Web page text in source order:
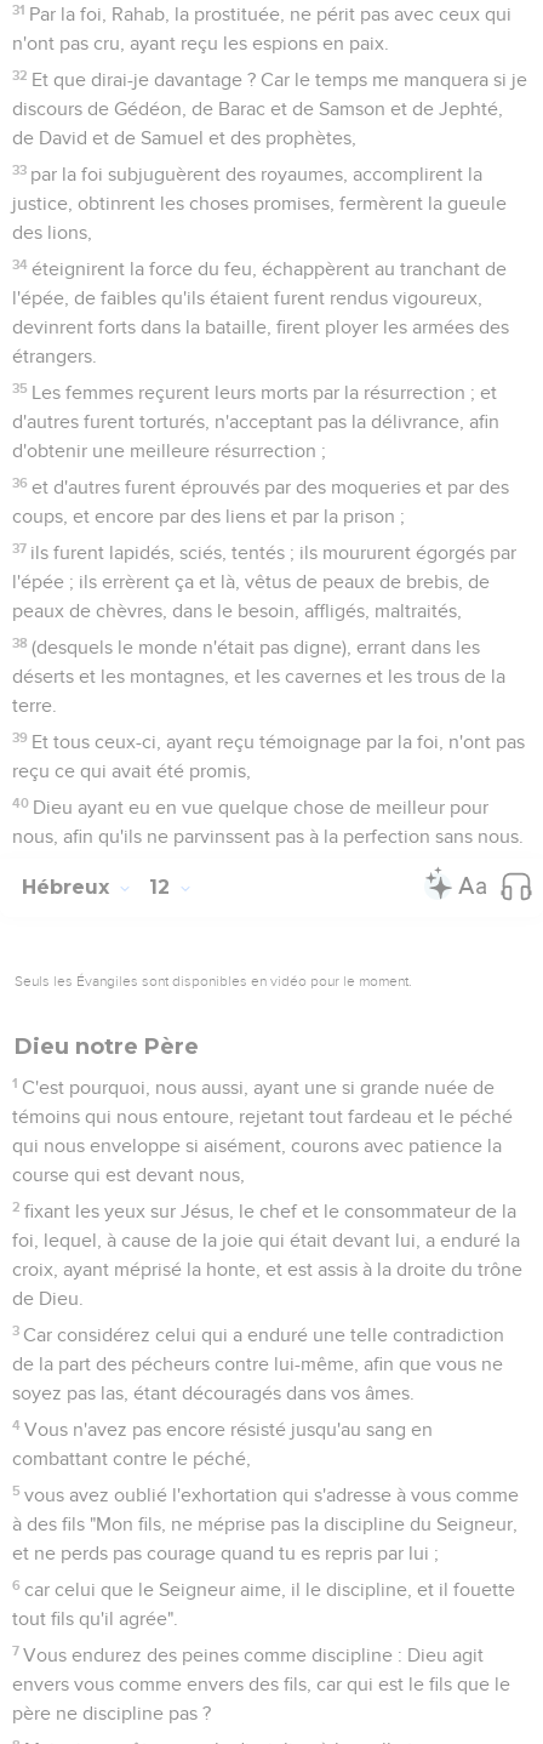
31 Par la foi, Rahab, la prostituée, ne périt pas avec ceux qui
n'ont pas cru, ayant reçu les espions en paix.
32 Et que dirai-je davantage ? Car le temps me manquera si je
discours de Gédéon, de Barac et de Samson et de Jephté,
de David et de Samuel et des prophètes,
33 par la foi subjuguèrent des royaumes, accomplirent la
justice, obtinrent les choses promises, fermèrent la gueule
des lions,
34 éteignirent la force du feu, échappèrent au tranchant de
l'épée, de faibles qu'ils étaient furent rendus vigoureux,
devinrent forts dans la bataille, firent ployer les armées des
étrangers.
35 Les femmes reçurent leurs morts par la résurrection ; et
d'autres furent torturés, n'acceptant pas la délivrance, afin
d'obtenir une meilleure résurrection ;
36 et d'autres furent éprouvés par des moqueries et par des
coups, et encore par des liens et par la prison ;
37 ils furent lapidés, sciés, tentés ; ils moururent égorgés par
l'épée ; ils errèrent ça et là, vêtus de peaux de brebis, de
peaux de chèvres, dans le besoin, affligés, maltraités,
38 (desquels le monde n'était pas digne), errant dans les
déserts et les montagnes, et les cavernes et les trous de la
terre.
39 Et tous ceux-ci, ayant reçu témoignage par la foi, n'ont pas
reçu ce qui avait été promis,
40 Dieu ayant eu en vue quelque chose de meilleur pour
nous, afin qu'ils ne parvinssent pas à la perfection sans nous.
Hébreux 12
Seuls les Évangiles sont disponibles en vidéo pour le moment.
Dieu notre Père
1 C'est pourquoi, nous aussi, ayant une si grande nuée de
témoins qui nous entoure, rejetant tout fardeau et le péché
qui nous enveloppe si aisément, courons avec patience la
course qui est devant nous,
2 fixant les yeux sur Jésus, le chef et le consommateur de la
foi, lequel, à cause de la joie qui était devant lui, a enduré la
croix, ayant méprisé la honte, et est assis à la droite du trône
de Dieu.
3 Car considérez celui qui a enduré une telle contradiction
de la part des pécheurs contre lui-même, afin que vous ne
soyez pas las, étant découragés dans vos âmes.
4 Vous n'avez pas encore résisté jusqu'au sang en
combattant contre le péché,
5 vous avez oublié l'exhortation qui s'adresse à vous comme
à des fils "Mon fils, ne méprise pas la discipline du Seigneur,
et ne perds pas courage quand tu es repris par lui ;
6 car celui que le Seigneur aime, il le discipline, et il fouette
tout fils qu'il agrée".
7 Vous endurez des peines comme discipline : Dieu agit
envers vous comme envers des fils, car qui est le fils que le
père ne discipline pas ?